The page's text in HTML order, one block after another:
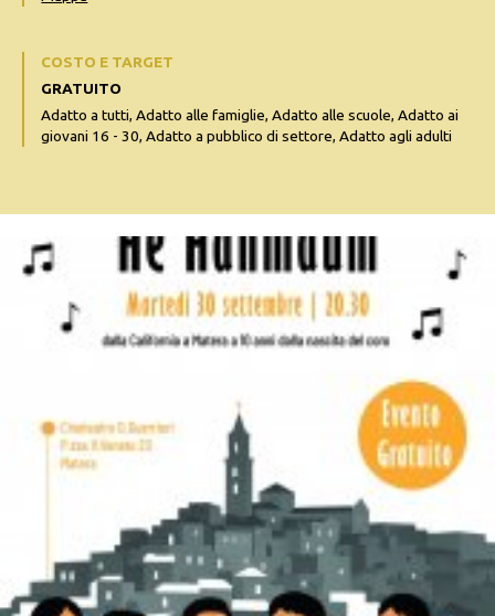
COSTO E TARGET
GRATUITO
Adatto a tutti, Adatto alle famiglie, Adatto alle scuole, Adatto ai
giovani 16 - 30, Adatto a pubblico di settore, Adatto agli adulti